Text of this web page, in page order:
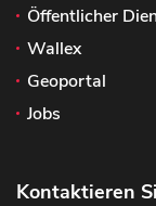
Öffentlicher
Wallex
Geoportal
Jobs
Kontaktieren